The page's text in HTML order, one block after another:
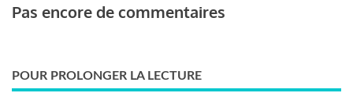
Pas encore de commentaires
POUR PROLONGER LA LECTURE